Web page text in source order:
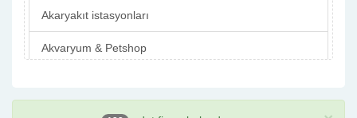
Akaryakıt istasyonları
Akvaryum & Petshop
Altın & Gümüş